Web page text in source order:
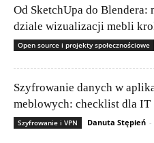
Od SketchUpa do Blendera:
dziale wizualizacji mebli
Open source i projekty społecznościowe
Szyfrowanie danych w
meblowych: checklist dla IT
Szyfrowanie i VPN Danuta Stępień -